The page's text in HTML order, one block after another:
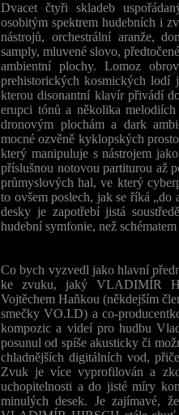
Dvacet čtyři skladeb
osobitým spektrem hudebních i
nástrojů, orchestrální aranže,
samply, mluvené slovo,
ambientní plochy. Lomoz
prehistorických kosmických lodí
kterou disonantní klavír přivádí
erupci tónů a několika
dronovým plochám a dark
mocné ozvěně kyklopských
který manipuluje s nástrojem
příslušnou notovou partiturou až
průmyslových hal, ve který
to ovšem poslech, jak se říká
desky je zapotřebí jistá
hudební symfonie, než
Co bych vyzvedl jako hlavní
ke zvuku, jaký VLADIMÍR
Vojtěchem Haňkou (někdejším
smečky VO.I.D) a co-
kompozic a videí pro hudbu
posunul od spíše akusticky či
chladnějších digitálních vod,
Zvuk je více vyprofilován a
uchopitelnosti a do jisté míry
minulých desek. Je zajímavé,